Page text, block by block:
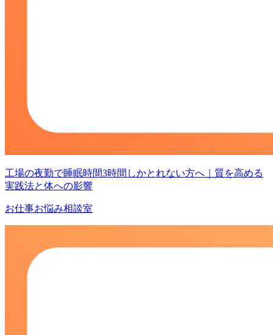
工場の夜勤で睡眠時間3時間しかとれない方へ｜質を高める
実践法と体への影響
お仕事お悩み相談室